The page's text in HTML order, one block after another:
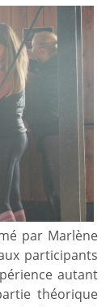
par Marlène
participants
autant
théorique